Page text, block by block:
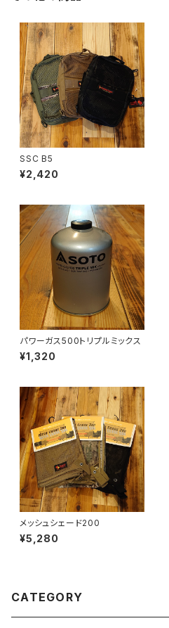
SSC B5
¥2,420
パワーガス500トリプルミックス
¥1,320
メッシュシェード200
¥5,280
CATEGORY